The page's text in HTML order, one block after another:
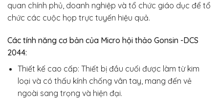
quan chính phủ, doanh nghiệp và tổ chức giáo dục để tổ
chức các cuộc họp trực tuyến hiệu quả.
Các tính năng cơ bản của Micro hội thảo Gonsin -DCS
2044:
Thiết kế cao cấp: Thiết bị đầu cuối được làm từ kim
loại và có thấu kính chống vân tay, mang đến vẻ
ngoài sang trọng và hiện đại.